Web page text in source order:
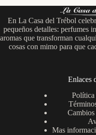
En La Casa del Trébol
pequeños detalles: perfumes
aromas que transforman
cosas con mimo para que
Enlaces
Política
Mas